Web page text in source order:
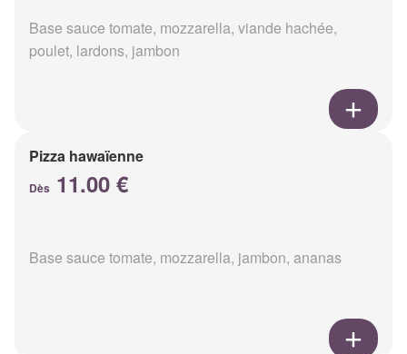
Base sauce tomate, mozzarella, viande hachée,
poulet, lardons, jambon
Pizza hawaïenne
Dès 11.00 €
Base sauce tomate, mozzarella, jambon, ananas